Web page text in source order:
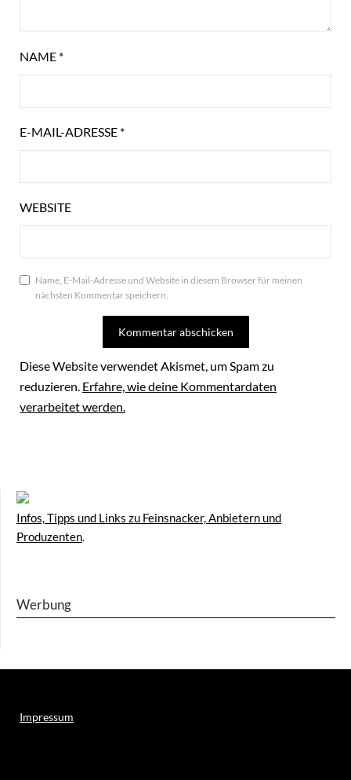
NAME *
E-MAIL-ADRESSE *
WEBSITE
Name, E-Mail-Adresse und Website in diesem Browser für meinen
nächsten Kommentar speichern.
Diese Website verwendet Akismet, um Spam zu
reduzieren. Erfahre, wie deine Kommentardaten
verarbeitet werden.
Infos, Tipps und Links zu Feinsnacker, Anbietern und
Produzenten.
Werbung
Impressum